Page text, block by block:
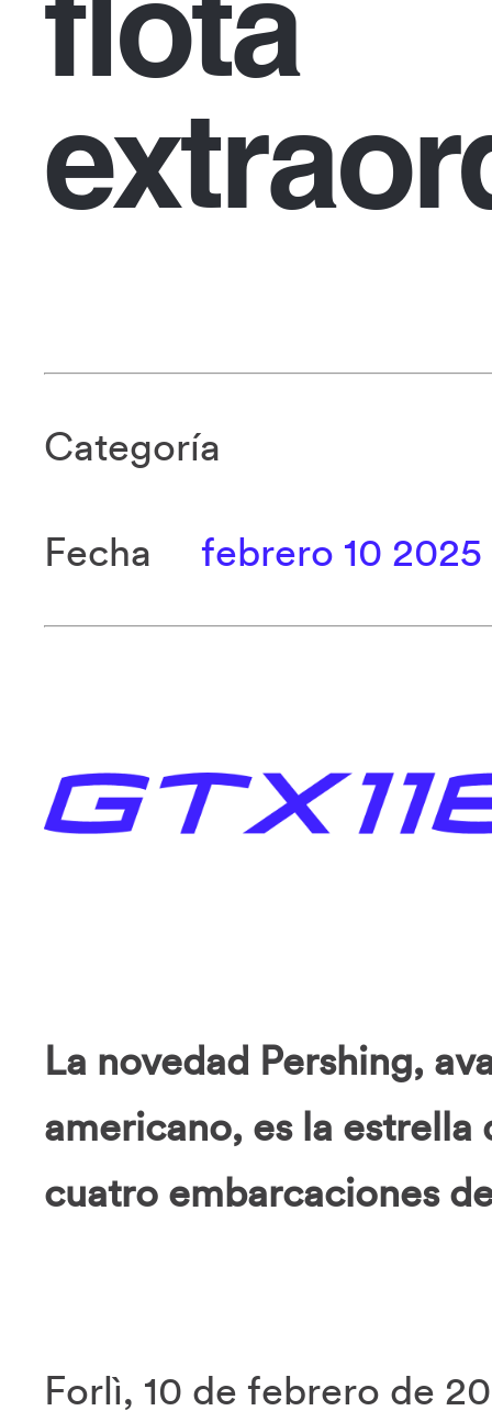
Categoría
Fecha febrero 10 2025
La novedad Pershing,
americano, es la
cuatro embarcaciones
Forlì, 10 de febrero de